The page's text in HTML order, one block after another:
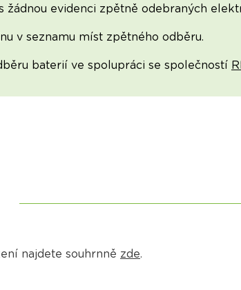
žádnou evidenci zpětně odebraných
v seznamu míst zpětného odběru.
baterií ve spolupráci se společností
najdete souhrnně zde.